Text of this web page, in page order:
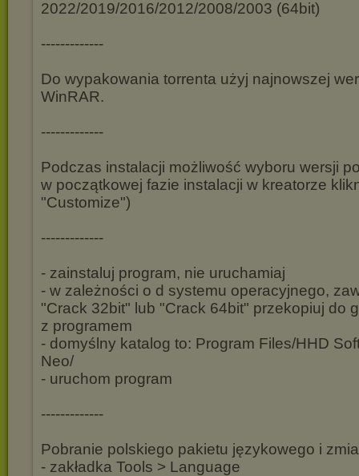
2022/2019/2016/2012/2008/2003 (64bit)
-------------
Do wypakowania torrenta użyj najnowszej
WinRAR.
-------------
Podczas instalacji możliwość wyboru wersji
w początkowej fazie instalacji w kreatorze
"Customize")
-------------
- zainstaluj program, nie uruchamiaj
- w zależności o d systemu operacyjnego,
"Crack 32bit" lub "Crack 64bit" przekopiuj do
z programem
- domyślny katalog to: Program Files/HHD
Neo/
- uruchom program
-------------
Pobranie polskiego pakietu językowego i
- zakładka Tools > Language